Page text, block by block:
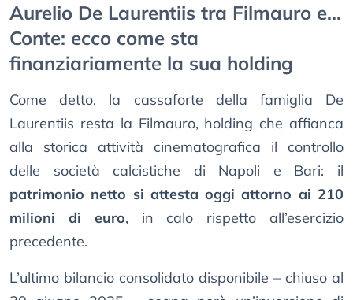
Aurelio De Laurentiis tra Filmauro e...
Conte: ecco come sta
finanziariamente la sua holding
Come detto, la cassaforte della famiglia De
Laurentiis resta la Filmauro, holding che affianca
alla storica attività cinematografica il controllo
delle società calcistiche di Napoli e Bari: il
patrimonio netto si attesta oggi attorno ai 210
milioni di euro, in calo rispetto all’esercizio
precedente.
L’ultimo bilancio consolidato disponibile – chiuso al